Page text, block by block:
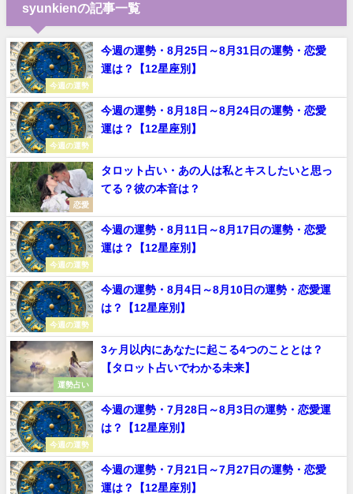
syunkienの記事一覧
今週の運勢
今週の運勢・8月25日～8月31日の運勢・恋愛
運は？【12星座別】
今週の運勢
今週の運勢・8月18日～8月24日の運勢・恋愛
運は？【12星座別】
恋愛
タロット占い・あの人は私とキスしたいと思っ
てる？彼の本音は？
今週の運勢
今週の運勢・8月11日～8月17日の運勢・恋愛
運は？【12星座別】
今週の運勢
今週の運勢・8月4日～8月10日の運勢・恋愛運
は？【12星座別】
運勢占い
3ヶ月以内にあなたに起こる4つのこととは？
【タロット占いでわかる未来】
今週の運勢
今週の運勢・7月28日～8月3日の運勢・恋愛運
は？【12星座別】
今週の運勢・7月21日～7月27日の運勢・恋愛
運は？【12星座別】